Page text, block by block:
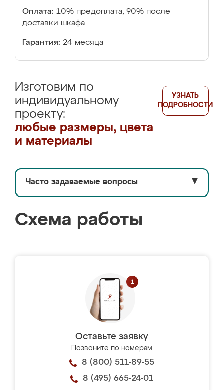
Оплата: 10% предоплата, 90% после
доставки шкафа
Гарантия: 24 месяца
Изготовим по
индивидуальному
проекту:
любые размеры, цвета
и материалы
УЗНАТЬ
ПОДРОБНОСТИ
Часто задаваемые вопросы ▼
Схема работы
Оставьте заявку
Позвоните по номерам
8 (800) 511-89-55
8 (495) 665-24-01